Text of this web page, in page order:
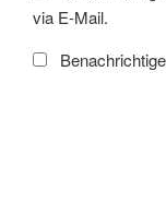
via E-Mail.